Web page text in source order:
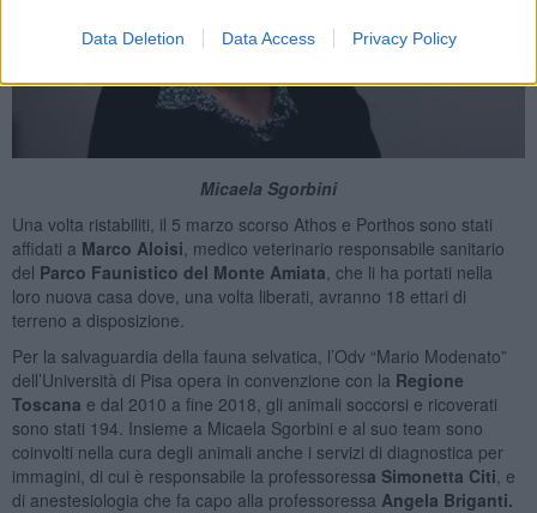
Data Deletion Data Access Privacy Policy
Micaela Sgorbini
Una volta ristabiliti, il 5 marzo scorso Athos e Porthos sono stati
affidati a Marco Aloisi , medico veterinario responsabile sanitario
del Parco Faunistico del Monte Amiata , che li ha portati nella
loro nuova casa dove, una volta liberati, avranno 18 ettari di
terreno a disposizione.
Per la salvaguardia della fauna selvatica, l’Odv “Mario Modenato”
dell’Università di Pisa opera in convenzione con la Regione
Toscana e dal 2010 a fine 2018, gli animali soccorsi e ricoverati
sono stati 194. Insieme a Micaela Sgorbini e al suo team sono
coinvolti nella cura degli animali anche i servizi di diagnostica per
immagini, di cui è responsabile la professoressa Simonetta Citi , e
di anestesiologia che fa capo alla professoressa Angela Briganti.